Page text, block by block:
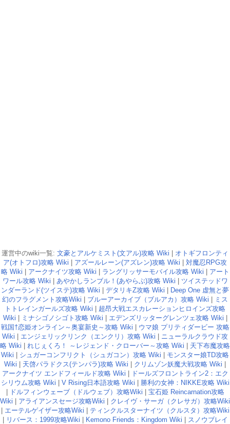
運営中のwiki一覧: 文豪とアルケミスト(文アル)攻略 Wiki | オトギフロンティ
ア(オトフロ)攻略 Wiki | アズールレーン(アズレン)攻略 Wiki | 対魔忍RPG攻
略 Wiki | アークナイツ攻略 Wiki | ラングリッサーモバイル攻略 Wiki | アート
ワール攻略 Wiki | あやかしランブル！(あやらぶ)攻略 Wiki | ツイステッドワ
ンダーランド(ツイステ)攻略 Wiki | デタリキZ攻略 Wiki | Deep One 虚無と夢
幻のフラグメント攻略Wiki | ブルーアーカイブ（ブルアカ）攻略 Wiki | ミス
トトレインガールズ攻略 Wiki | 超昂大戦エスカレーションヒロインズ攻略
Wiki | ミナシゴノシゴト攻略 Wiki | エデンズリッターグレンツェ攻略 Wiki |
戦国†恋姫オンライン～奥宴新史～攻略 Wiki | ウマ娘 プリティダービー 攻略
Wiki | エンジェリックリンク（エンクリ）攻略 Wiki | ニューラルクラウド攻
略 Wiki | れじぇくろ！ ～レジェンド・クローバー～攻略 Wiki | 天下布魔攻略
Wiki | シュガーコンフリクト（シュガコン）攻略 Wiki | モンスター娘TD攻略
Wiki | 天啓パラドクス(テンパラ)攻略 Wiki | クリムゾン妖魔大戦攻略 Wiki |
アークナイツ エンドフィールド攻略 Wiki | ドールズフロントライン2：エク
シリウム攻略 Wiki | V Rising日本語攻略 Wiki | 勝利の女神：NIKKE攻略 Wiki
| ドルフィンウェーブ（ドルウェブ）攻略Wiki | 宝石姫 Reincarnation攻略
Wiki | アライアンスセージ攻略Wiki | クレイヴ・サーガ（クレサガ）攻略Wiki
| エーテルゲイザー攻略Wiki | ティンクルスターナイツ（クルスタ）攻略Wiki
| リバース：1999攻略Wiki | Kemono Friends：Kingdom Wiki | スノウブレイ